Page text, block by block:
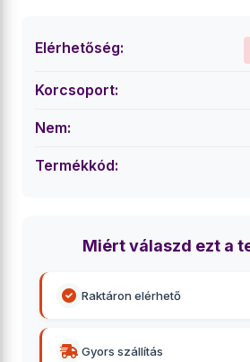
Elérhetőség:
Korcsoport:
Nem:
Termékkód:
Miért válaszd ezt a
Raktáron elérhető
Gyors szállítás